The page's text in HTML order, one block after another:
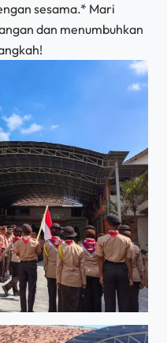
sesama.* Mari
dan menumbuhkan